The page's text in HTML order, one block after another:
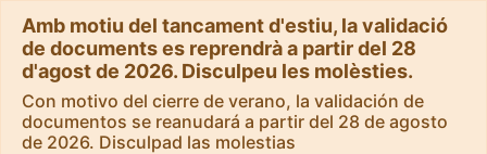
Amb motiu del tancament d'estiu, la validació
de documents es reprendrà a partir del 28
d'agost de 2026. Disculpeu les molèsties.
Con motivo del cierre de verano, la validación de
documentos se reanudará a partir del 28 de agosto
de 2026. Disculpad las molestias